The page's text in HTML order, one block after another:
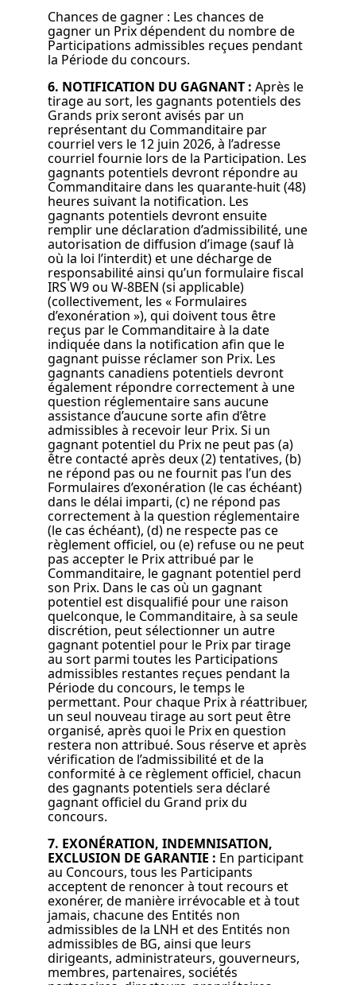
Chances de gagner : Les chances de
gagner un Prix dépendent du nombre de
Participations admissibles reçues pendant
la Période du concours.
6. NOTIFICATION DU GAGNANT : Après le
tirage au sort, les gagnants potentiels des
Grands prix seront avisés par un
représentant du Commanditaire par
courriel vers le 12 juin 2026, à l’adresse
courriel fournie lors de la Participation. Les
gagnants potentiels devront répondre au
Commanditaire dans les quarante-huit (48)
heures suivant la notification. Les
gagnants potentiels devront ensuite
remplir une déclaration d’admissibilité, une
autorisation de diffusion d’image (sauf là
où la loi l’interdit) et une décharge de
responsabilité ainsi qu’un formulaire fiscal
IRS W9 ou W-8BEN (si applicable)
(collectivement, les « Formulaires
d’exonération »), qui doivent tous être
reçus par le Commanditaire à la date
indiquée dans la notification afin que le
gagnant puisse réclamer son Prix. Les
gagnants canadiens potentiels devront
également répondre correctement à une
question réglementaire sans aucune
assistance d’aucune sorte afin d’être
admissibles à recevoir leur Prix. Si un
gagnant potentiel du Prix ne peut pas (a)
être contacté après deux (2) tentatives, (b)
ne répond pas ou ne fournit pas l’un des
Formulaires d’exonération (le cas échéant)
dans le délai imparti, (c) ne répond pas
correctement à la question réglementaire
(le cas échéant), (d) ne respecte pas ce
règlement officiel, ou (e) refuse ou ne peut
pas accepter le Prix attribué par le
Commanditaire, le gagnant potentiel perd
son Prix. Dans le cas où un gagnant
potentiel est disqualifié pour une raison
quelconque, le Commanditaire, à sa seule
discrétion, peut sélectionner un autre
gagnant potentiel pour le Prix par tirage
au sort parmi toutes les Participations
admissibles restantes reçues pendant la
Période du concours, le temps le
permettant. Pour chaque Prix à réattribuer,
un seul nouveau tirage au sort peut être
organisé, après quoi le Prix en question
restera non attribué. Sous réserve et après
vérification de l’admissibilité et de la
conformité à ce règlement officiel, chacun
des gagnants potentiels sera déclaré
gagnant officiel du Grand prix du
concours.
7. EXONÉRATION, INDEMNISATION,
EXCLUSION DE GARANTIE : En participant
au Concours, tous les Participants
acceptent de renoncer à tout recours et
exonérer, de manière irrévocable et à tout
jamais, chacune des Entités non
admissibles de la LNH et des Entités non
admissibles de BG, ainsi que leurs
dirigeants, administrateurs, gouverneurs,
membres, partenaires, sociétés